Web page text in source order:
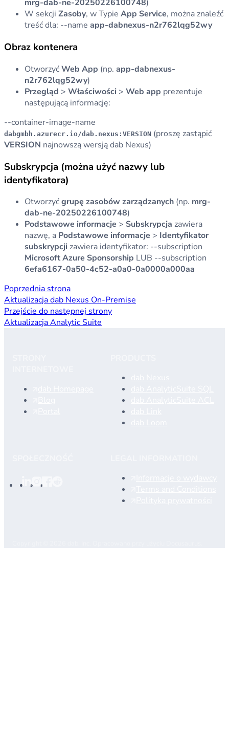
mrg-dab-ne-20250226100748)
W sekcji Zasoby, w Typie App Service, można znaleźć
treść dla: --name app-dabnexus-n2r762lqg52wy
Obraz kontenera
OtworzyćWeb App (np. app-dabnexus-
n2r762lqg52wy)
Przegląd > Właściwości > Web app prezentuje
następującą informację:
--container-image-name
dabgmbh.azurecr.io/dab.nexus:VERSION (proszę zastąpić
VERSION najnowszą wersją dab Nexus)
Subskrypcja (można użyć nazwy lub
identyfikatora)
Otworzyćgrupę zasobów zarządzanych (np. mrg-
dab-ne-20250226100748)
Podstawowe informacje > Subskrypcja zawiera
nazwę, a Podstawowe informacje > Identyfikator
subskrypcji zawiera identyfikator: --subscription
Microsoft Azure Sponsorship LUB --subscription
6efa6167-0a50-4c52-a0a0-0a0000a000aa
Poprzednia strona
Aktualizacja dab Nexus On-Premise
Przejście do następnej strony
Aktualizacja Analytic Suite